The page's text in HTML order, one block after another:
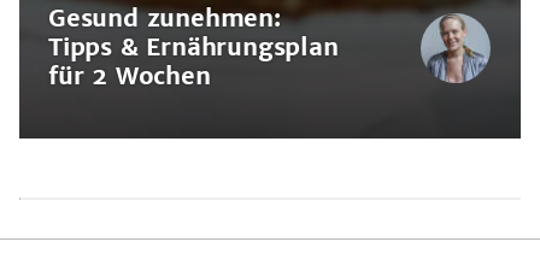
&
Gesund zunehmen:
Tipps & Ernährungsplan
für 2 Wochen